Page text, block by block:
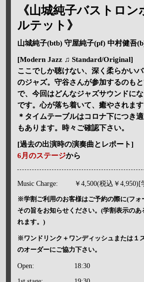
《山城純子バストロン
ルテット》
山城純子(btb) 守屋純子(pf) 中村健吾
[Modern Jazz ♫ Standard/Original]
ここでしか聴けない、深く柔らかい
のジャズ。守谷さんが参加するのも
で、今回はどんなジャズサウンドに
です。心が落ち着いて、癒やされ
＊タイムテーブルはコロナ下につき
もあります。時々ご確認下さい。
[過去の出演時の演奏曲とレポート]
6月のステージから
Music Charge: ￥4,500(税込￥4,950)[
※学割ご利用のお客様はご予約の際に(フォ
その旨をお知らせください。(学割表示のあ
れます。)
※ワンドリンク＋ワンディッシュまたは１
のオーダーにご協力下さい。
Open: 18:30